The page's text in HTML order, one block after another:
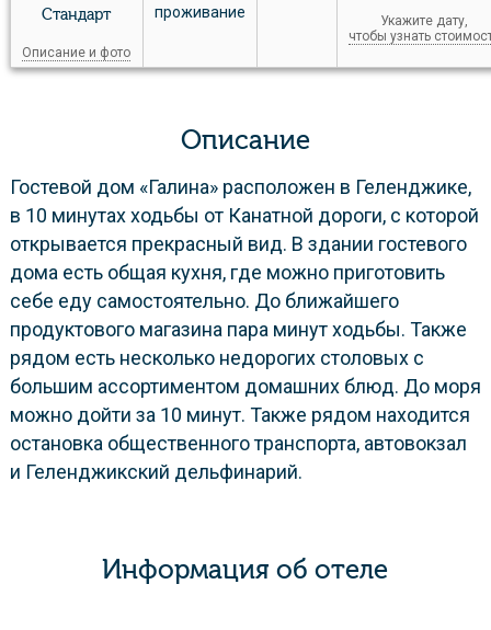
Стандарт
Описание и фото
проживание
Укажите дату,
чтобы узнать
Описание
Гостевой дом «Галина» расположен в Геленджике,
в 10 минутах ходьбы от Канатной дороги, с которой
открывается прекрасный вид. В здании гостевого
дома есть общая кухня, где можно приготовить
себе еду самостоятельно. До ближайшего
продуктового магазина пара минут ходьбы. Также
рядом есть несколько недорогих столовых с
большим ассортиментом домашних блюд. До моря
можно дойти за 10 минут. Также рядом находится
остановка общественного транспорта, автовокзал
и Геленджикский дельфинарий.
Информация об отеле